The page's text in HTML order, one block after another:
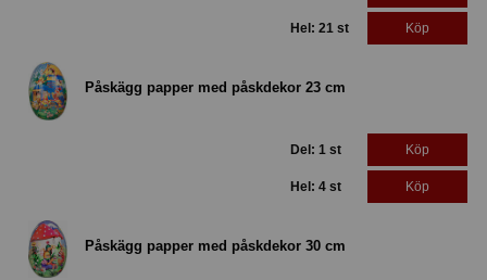
Hel: 21 st Köp
Påskägg papper med påskdekor 23 cm
Del: 1 st Köp
Hel: 4 st Köp
Påskägg papper med påskdekor 30 cm